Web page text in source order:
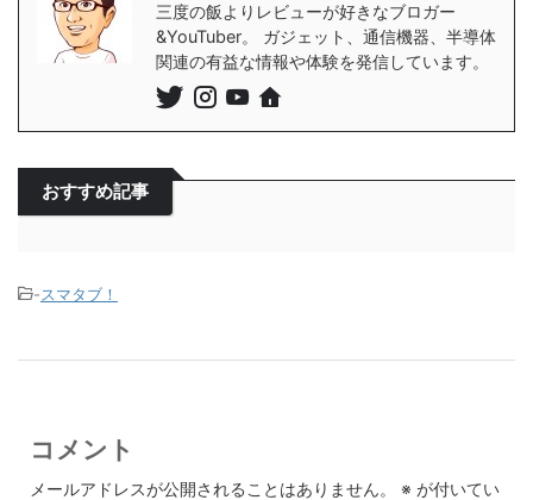
三度の飯よりレビューが好きなブロガー
&YouTuber。 ガジェット、通信機器、半導体
関連の有益な情報や体験を発信しています。
おすすめ記事
-スマタブ！
コメント
メールアドレスが公開されることはありません。 ※ が付いてい